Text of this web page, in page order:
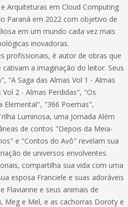
Arquiteturas em Cloud Computing
Paraná em 2022 com objetivo de
em um mundo cada vez mais
inovadoras.
profissionais, é autor de obras que
a imaginação do leitor. Seus
"A Saga das Almas Vol 1 - Almas
2 - Almas Perdidas", "Os
Elemental", "366 Poemas",
Luminosa, uma Jornada Além
de contos "Depois da Meia-
e "Contos do Avô" revelam sua
de universos envolventes.
compartilha sua vida com uma
esposa Franciele e suas adoráveis
Flavianne e seus animais de
Meg e Mel, e as cachorras Doroty e